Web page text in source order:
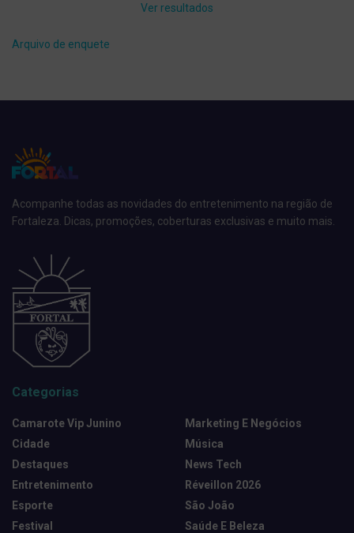
Ver resultados
Arquivo de enquete
Acompanhe todas as novidades do entretenimento na região de
Fortaleza. Dicas, promoções, coberturas exclusivas e muito mais.
Categorias
Camarote Vip Junino
Cidade
Destaques
Entretenimento
Esporte
Festival
Marketing E Negócios
Música
News Tech
Réveillon 2026
São João
Saúde E Beleza